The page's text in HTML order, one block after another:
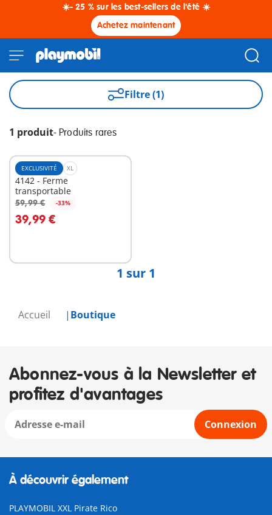
☀️- 25 % sur les best-sellers de l'été ☀️
Achetez maintenant
Accueil Boutique
Filtre (1)
1 produit- Produits rares
EXCLUSIVITÉ XL
4142 - Ferme
transportable
59,99 € -33%
39,99 €
Au panier
1 sur 1
Abonnez-vous à la Newsletter et
profitez d'avantages
Connexion
À découvrir également
PLAYMOBIL XXL Pirate Rico